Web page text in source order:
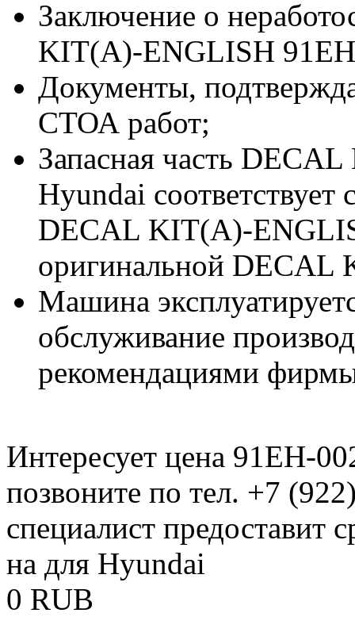
Заключение о
KIT(A)-ENGLISH
Документы,
СТОА работ;
Запасная часть
Hyundai
DECAL KIT(A)-
оригинальной
Машина
обслуживание
рекомендациями
Интересует цена 91EH-
позвоните по тел. +7
специалист предоставит
на для Hyundai
0 RUB